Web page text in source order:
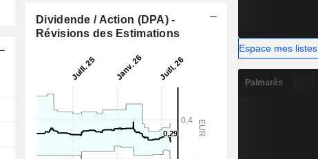
Jour
Jour
Dividende / Action (DPA) -
Révisions des Estimations
Espace mes listes
Palmarès